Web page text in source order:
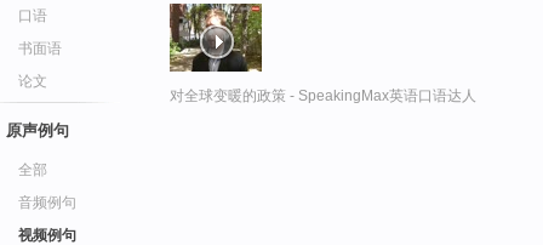
口语
书面语
论文
原声例句
全部
音频例句
视频例句
对全球变暖的政策 - SpeakingMax英语口语达人